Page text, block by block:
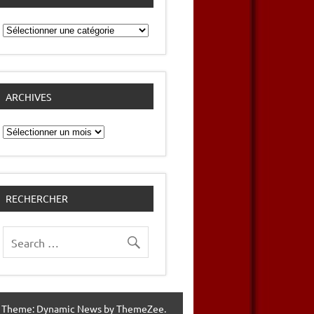
Catégories
ARCHIVES
Archives
RECHERCHER
Dynamic News by ThemeZee.